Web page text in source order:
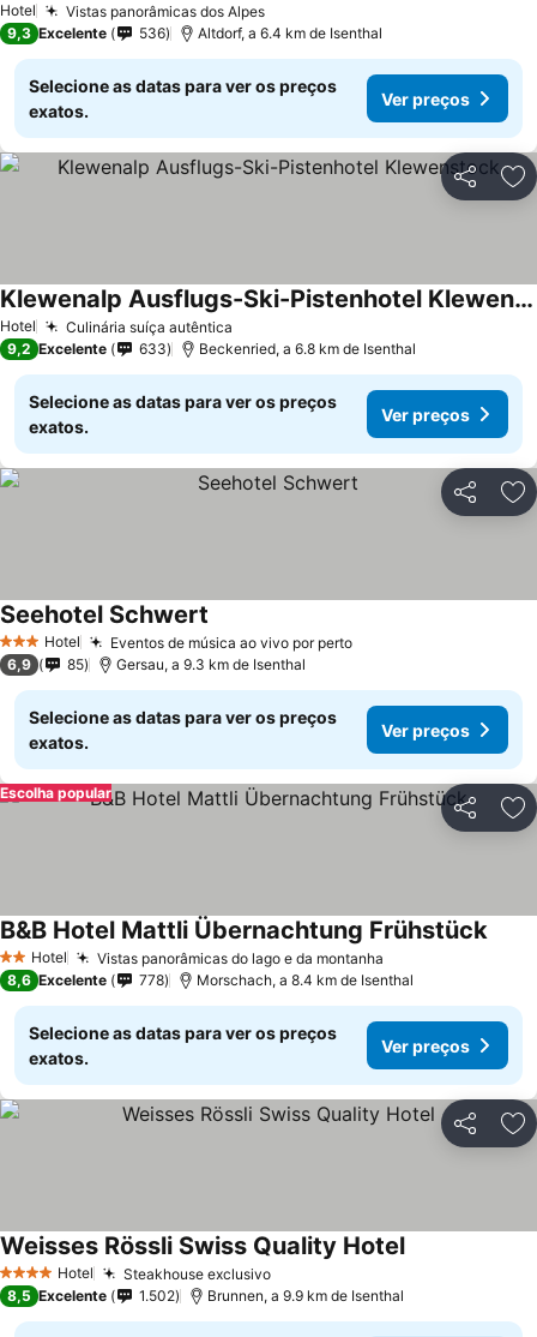
Hotel
Vistas panorâmicas dos Alpes
9,3 Excelente 536 Altdorf, a 6.4 km de Isenthal
Selecione as datas para ver os preços
exatos.
Ver preços
Partilhar
Hotel Culinária suíça autêntica
Klewenalp Ausflugs-Ski-Pistenhotel Klewenstock
9,2 Excelente 633 Beckenried, a 6.8 km de Isenthal
Selecione as datas para ver os preços
exatos.
Ver preços
Partilhar
3 EstrelasHotel Eventos de música ao vivo por perto
Seehotel Schwert
6,9 85 Gersau, a 9.3 km de Isenthal
Selecione as datas para ver os preços
exatos.
Ver preços
Partilhar
Escolha popular
2 Estrelas
Hotel Vistas panorâmicas do lago e da montanha
B&B Hotel Mattli Übernachtung Frühstück
8,6 Excelente 778 Morschach, a 8.4 km de Isenthal
Selecione as datas para ver os preços
exatos.
Ver preços
Partilhar
4 EstrelasHotel Steakhouse exclusivo
Weisses Rössli Swiss Quality Hotel
8,5 Excelente 1.502 Brunnen, a 9.9 km de Isenthal